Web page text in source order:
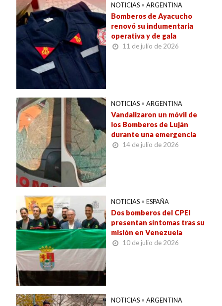
NOTICIAS • ARGENTINA
Bomberos de Ayacucho
renovó su indumentaria
operativa y de gala
11 de julio de 2026
NOTICIAS • ARGENTINA
Vandalizaron un móvil de
los Bomberos de Luján
durante una emergencia
14 de julio de 2026
NOTICIAS • ESPAÑA
Dos bomberos del CPEI
presentan síntomas tras su
misión en Venezuela
10 de julio de 2026
NOTICIAS • ARGENTINA